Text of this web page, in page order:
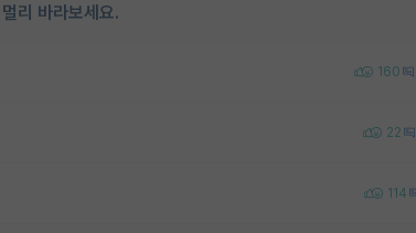
리 바라보세요.
160
22
114